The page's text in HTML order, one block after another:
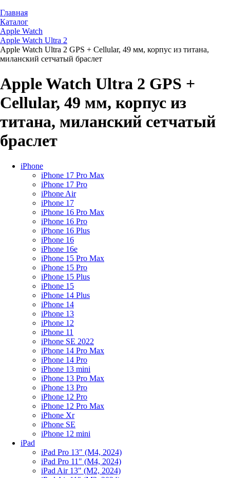
Главная
Каталог
Apple Watch
Apple Watch Ultra 2
Apple Watch Ultra 2 GPS + Cellular, 49 мм, корпус из титана,
миланский сетчатый браслет
Apple Watch Ultra 2 GPS +
Cellular, 49 мм, корпус из
титана, миланский сетчатый
браслет
iPhone
iPhone 17 Pro Max
iPhone 17 Pro
iPhone Air
iPhone 17
iPhone 16 Pro Max
iPhone 16 Pro
iPhone 16 Plus
iPhone 16
iPhone 16e
iPhone 15 Pro Max
iPhone 15 Pro
iPhone 15 Plus
iPhone 15
iPhone 14 Plus
iPhone 14
iPhone 13
iPhone 12
iPhone 11
iPhone SE 2022
iPhone 14 Pro Max
iPhone 14 Pro
iPhone 13 mini
iPhone 13 Pro Max
iPhone 13 Pro
iPhone 12 Pro
iPhone 12 Pro Max
iPhone Xr
iPhone SE
iPhone 12 mini
iPad
iPad Pro 13" (M4, 2024)
iPad Pro 11" (M4, 2024)
iPad Air 13" (M2, 2024)